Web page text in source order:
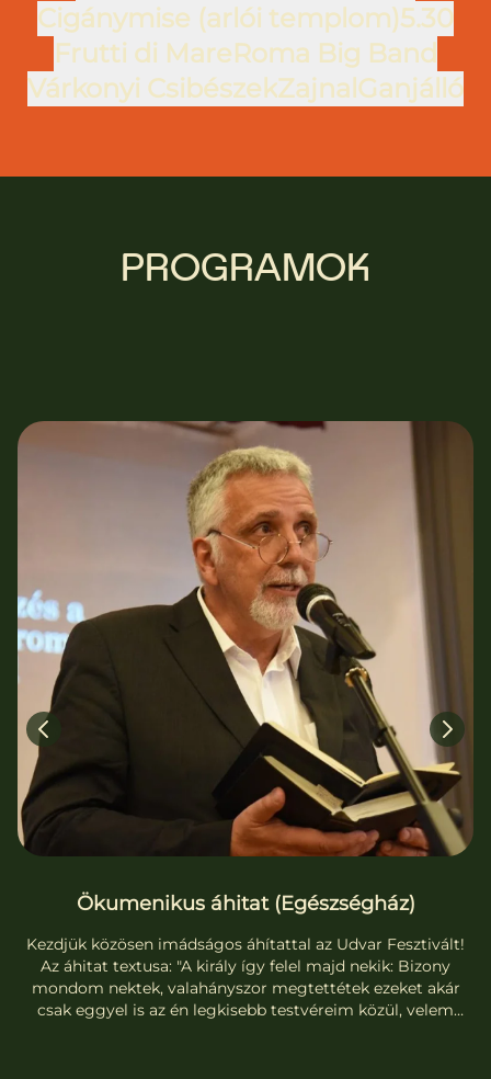
Cigánymise (arlói templom)5.30
Frutti di MareRoma Big Band
Várkonyi CsibészekZajnal Ganjálló
PROGRAMOK
Ökumenikus áhitat (Egészségház)
Kezdjük közösen imádságos áhítattal az Udvar Fesztivált!
Az áhitat textusa: "A király így felel majd nekik: Bizony
mondom nektek, valahányszor megtettétek ezeket akár
csak eggyel is az én legkisebb testvéreim közül, velem